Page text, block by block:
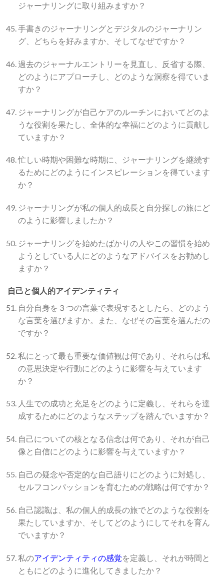
ジャーナリングに取り組みますか？
手書きのジャーナリングとデジタルのジャーナリン
グ、どちらを好みますか、そしてなぜですか？
過去のジャーナルエントリーを見直し、反省する際、
どのようにアプローチし、どのような洞察を得ていま
すか？
ジャーナリングが自己ケアのルーチンにおいてどのよ
うな役割を果たし、全体的な幸福にどのように貢献し
ていますか？
忙しい時期や困難な時期に、ジャーナリングを継続す
るためにどのようにインスピレーションを得ています
か？
ジャーナリングが私の個人的成長と自分探しの旅にど
のように影響しましたか？
ジャーナリングを始めたばかりの人やこの習慣を始め
ようとしている人にどのようなアドバイスをお勧めし
ますか？
自己と個人的アイデンティティ
自分自身を３つの言葉で表現するとしたら、どのよう
な言葉を選びますか。また、なぜその言葉を選んだの
ですか？
私にとって最も重要な価値観は何であり、それらは私
の意思決定や行動にどのように影響を与えています
か？
人生での成功と充足をどのように定義し、それらを達
成するためにどのようなステップを踏んでいますか？
自己についての核となる信念は何であり、それが自己
像と自信にどのように影響を与えていますか？
自己の疑念や否定的な自己語りにどのように対処し、
セルフコンパッションを育むための戦略は何ですか？
自己認識は、私の個人的成長の旅でどのような役割を
果たしていますか、そしてどのようにしてそれを育ん
でいますか？
私のアイデンティティの感覚を定義し、それが時間と
ともにどのように進化してきましたか？